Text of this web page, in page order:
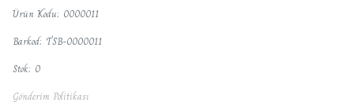
Ürün Kodu: 0000011
Barkod: TSB-0000011
Stok: 0
Gönderim Politikası